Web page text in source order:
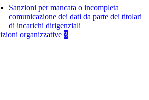
Sanzioni per mancata o incompleta
comunicazione dei dati da parte dei titolari
di incarichi dirigenziali
organizzative 3